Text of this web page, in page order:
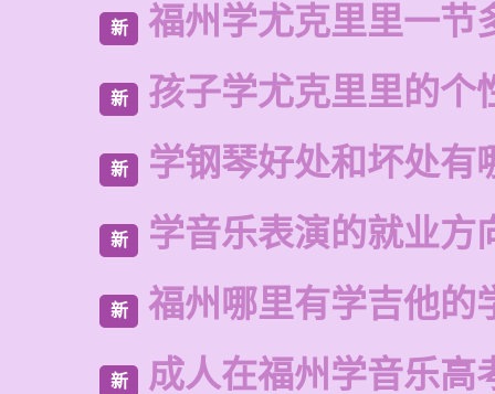
新 福州学尤克里里一节
新 孩子学尤克里里的个
新 学钢琴好处和坏处有
新 学音乐表演的就业方
新 福州哪里有学吉他的
新 成人在福州学音乐高